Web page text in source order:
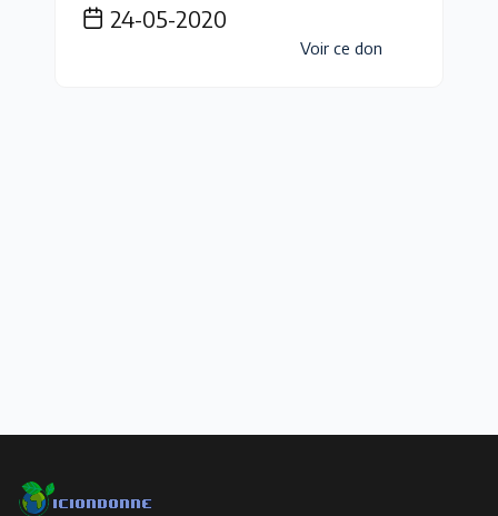
24-05-2020
Voir ce don